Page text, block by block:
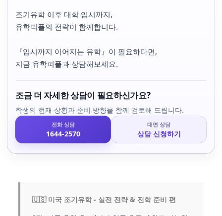
조기유학 이후 대학 입시까지,
유학피플의 전략이 함께합니다.
『입시까지 이어지는 유학』이 필요하다면,
지금 유학피플과 상담해보세요.
조금 더 자세한 상담이 필요하신가요?
학생의 현재 상황과 준비 방향을 함께 검토해 드립니다.
전화 상담
1644-2570
대면 상담
상담 신청하기
🇺🇸 미국 조기유학 - 실전 전략 & 진학 준비 편